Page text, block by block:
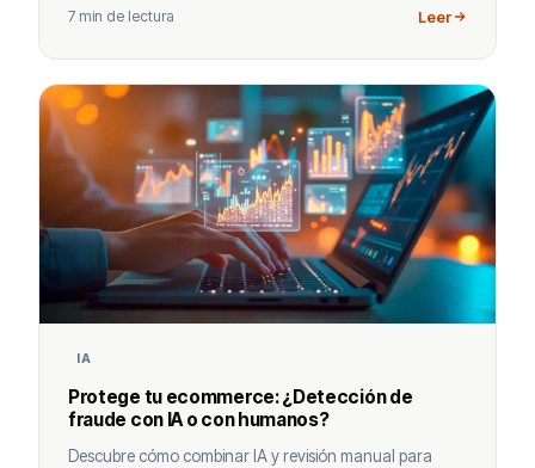
7 min de lectura Leer
IA
Protege tu ecommerce: ¿Detección de
fraude con IA o con humanos?
Descubre cómo combinar IA y revisión manual para